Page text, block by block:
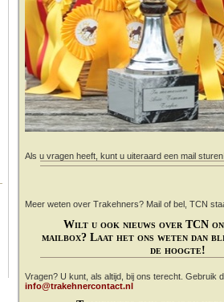
Als u vragen heeft, kunt u uiteraard een mail sturen!
Meer weten over Trakehners? Mail of bel, TCN
Wilt u ook nieuws over TCN
mailbox? Laat het ons weten dan
de hoogte!
Vragen? U kunt, als altijd, bij ons terecht. Gebruik
info@trakehnercontact.nl